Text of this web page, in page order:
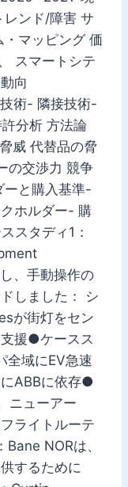
レンド/障害 サ
マッピング 価
スマートシテ
向
術- 隣接技術-
分析 方法論
威 代替品の脅
の交渉力 競争
ーと購入基準-
ホルダー- 購
スタディ1：
、手動操作の
しました： シ
が街灯をセン
援●ケースス
全域にEV急速
ABBに依存●
ニューアー
ライトルーテ
NORは、
するために